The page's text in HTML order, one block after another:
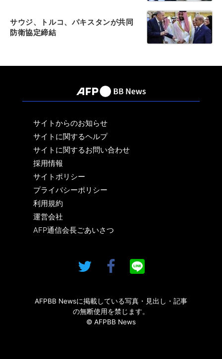
サウジ、トルコ、パキスタンが共同
防衛協定締結
サイトからのお知らせ
サイトに関するヘルプ
サイトに関するお問い合わせ
採用情報
サイトポリシー
プライバシーポリシー
利用規約
運営会社
AFP通信会長ごあいさつ
AFPBB Newsに掲載している写真・見出し・記事
の無断使用を禁じます。
© AFPBB News